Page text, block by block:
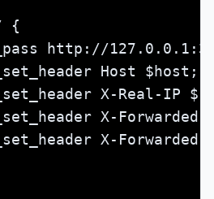
{
http://
Host $host;
X-Real-IP
X-
X-Forwarded-